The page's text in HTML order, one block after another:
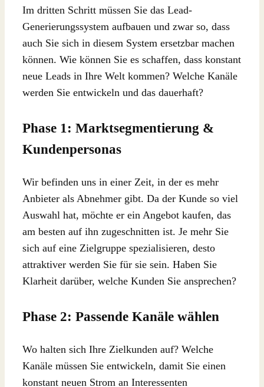
Im dritten Schritt müssen Sie das Lead-
Generierungssystem aufbauen und zwar so, dass
auch Sie sich in diesem System ersetzbar machen
können. Wie können Sie es schaffen, dass konstant
neue Leads in Ihre Welt kommen? Welche Kanäle
werden Sie entwickeln und das dauerhaft?
Phase 1: Marktsegmentierung &
Kundenpersonas
Wir befinden uns in einer Zeit, in der es mehr
Anbieter als Abnehmer gibt. Da der Kunde so viel
Auswahl hat, möchte er ein Angebot kaufen, das
am besten auf ihn zugeschnitten ist. Je mehr Sie
sich auf eine Zielgruppe spezialisieren, desto
attraktiver werden Sie für sie sein. Haben Sie
Klarheit darüber, welche Kunden Sie ansprechen?
Phase 2: Passende Kanäle wählen
Wo halten sich Ihre Zielkunden auf? Welche
Kanäle müssen Sie entwickeln, damit Sie einen
konstant neuen Strom an Interessenten